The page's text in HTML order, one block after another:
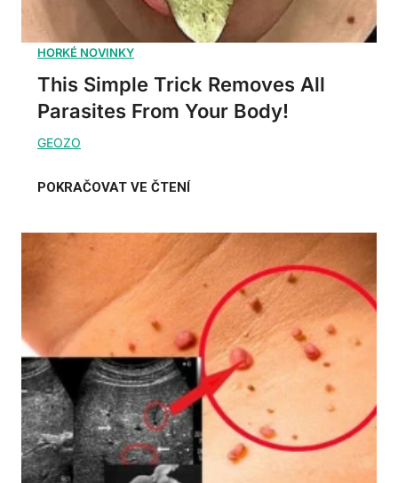
This Simple Trick Removes All
Parasites From Your Body!